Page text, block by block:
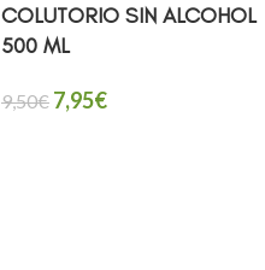
COLUTORIO SIN ALCOHOL
500 ML
9,50€ 7,95€